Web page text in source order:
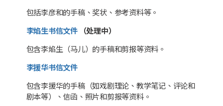
包括李彦和的手稿、奖状、参考资料等。
李焰生书信文件（处理中）
包含李焰生（马儿）的手稿和剪报等资料。
李援华书信文件
包含李援华的手稿（如戏剧理论、教学笔记、评论和
剧本等）、信函、照片和剪报等资料。